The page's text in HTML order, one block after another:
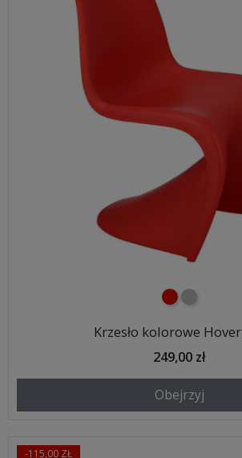
czerwony
szary
Krzesło kolorowe
249,00 zł
Obejrzyj
-115,00 ZŁ